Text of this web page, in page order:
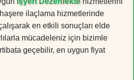
ilaçlama hizmetlerinde
en etkili sonuçları elde
mücadeleniz için bizimle
geçebilir, en uygun fiyat